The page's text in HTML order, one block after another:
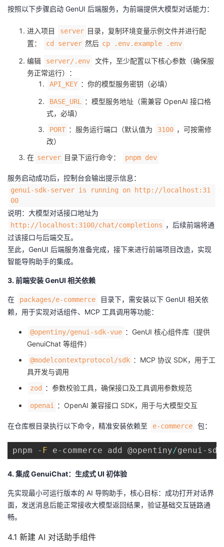
按照以下步骤启动 GenUI 后端服务，为前端提供大模型对话能力：
进入项目 server 目录，复制环境变量示例文件并进行配
置：
cd server 然后 cp .env.example .env
编辑 server/.env
文件，至少配置以下核心参数（确保服
务正常运行）：
API_KEY ：你的模型服务密钥（必填）
BASE_URL
：模型服务地址（需兼容 OpenAI 接口格
式，必填）
PORT ：服务运行端口（默认值为 3100 ，可按需修
改）
在 server 目录下运行命令： pnpm dev
服务启动成功后，控制台会输出提示信息：
genui-sdk-server is running on http://localhost:31
00
说明：大模型对话接口地址为
http://localhost:3100/chat/completions ，后续前端将通
过该接口与后端交互。
至此，GenUI 后端服务准备完成，接下来进行前端项目改造，实现
智能导购助手的集成。
3. 前端安装 GenUI 相关依赖
在 packages/e-commerce
目录下，需安装以下 GenUI 相关依
赖，用于实现对话组件、MCP 工具调用等功能：
@opentiny/genui-sdk-vue ：GenUI 核心组件库（提供
GenuiChat 等组件）
@modelcontextprotocol/sdk ：MCP 协议 SDK，用于工
具开发与调用
zod ：参数校验工具，确保接口及工具调用参数规范
openai ：OpenAI 兼容接口 SDK，用于与大模型交互
在仓库根目录执行以下命令，精准安装依赖至 e-commerce 包：
pnpm - F e- commerce add @opentiny/genui- sdk
4. 集成 GenuiChat：生成式 UI 初体验
先实现最小可运行版本的 AI 导购助手，核心目标：成功打开对话界
面，发送消息后能正常接收大模型返回结果，验证基础交互链路通
畅。
4.1 新建 AI 对话助手组件